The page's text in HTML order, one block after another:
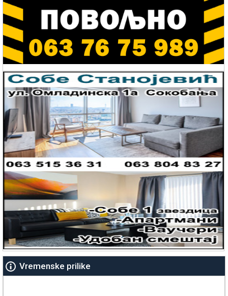
Vremenske prilike